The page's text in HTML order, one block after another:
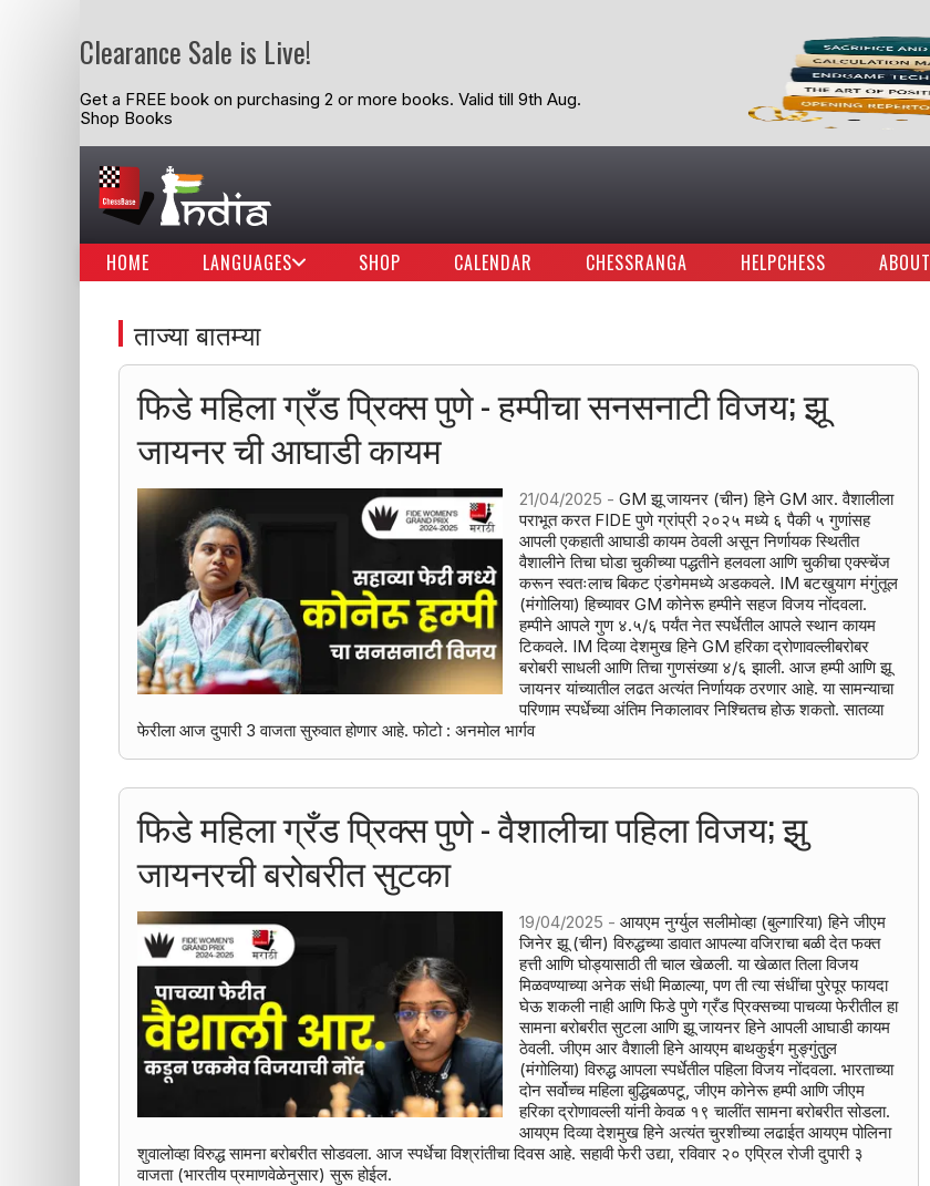
Clearance Sale is Live!
Get a FREE book on purchasing 2 or more books. Valid till 9th Aug.
Shop Books
HOME LANGUAGES SHOP CALENDAR CHESSRANGA HELPCHESS ABOUT
ताज्या बातम्या
फिडे महिला ग्रँड प्रिक्स पुणे - हम्पीचा सनसनाटी विजय; झू
जायनर ची आघाडी कायम
21/04/2025 - GM झू जायनर (चीन) हिने GM आर. वैशालीला
पराभूत करत FIDE पुणे ग्रांप्री २०२५ मध्ये ६ पैकी ५ गुणांसह
आपली एकहाती आघाडी कायम ठेवली असून निर्णायक स्थितीत
वैशालीने तिचा घोडा चुकीच्या पद्धतीने हलवला आणि चुकीचा एक्स्चेंज
करून स्वतःलाच बिकट एंडगेममध्ये अडकवले. IM बटखुयाग मंगुंतूल
(मंगोलिया) हिच्यावर GM कोनेरू हम्पीने सहज विजय नोंदवला.
हम्पीने आपले गुण ४.५/६ पर्यंत नेत स्पर्धेतील आपले स्थान कायम
टिकवले. IM दिव्या देशमुख हिने GM हरिका द्रोणावल्लीबरोबर
बरोबरी साधली आणि तिचा गुणसंख्या ४/६ झाली. आज हम्पी आणि झू
जायनर यांच्यातील लढत अत्यंत निर्णायक ठरणार आहे. या सामन्याचा
परिणाम स्पर्धेच्या अंतिम निकालावर निश्चितच होऊ शकतो. सातव्या
फेरीला आज दुपारी 3 वाजता सुरुवात होणार आहे. फोटो : अनमोल भार्गव
फिडे महिला ग्रँड प्रिक्स पुणे - वैशालीचा पहिला विजय; झु
जायनरची बरोबरीत सुटका
19/04/2025 - आयएम नुर्ग्युल सलीमोव्हा (बुल्गारिया) हिने जीएम
जिनेर झू (चीन) विरुद्धच्या डावात आपल्या वजिराचा बळी देत फक्त
हत्ती आणि घोड्यासाठी ती चाल खेळली. या खेळात तिला विजय
मिळवण्याच्या अनेक संधी मिळाल्या, पण ती त्या संधींचा पुरेपूर फायदा
घेऊ शकली नाही आणि फिडे पुणे ग्रँड प्रिक्सच्या पाचव्या फेरीतील हा
सामना बरोबरीत सुटला आणि झू जायनर हिने आपली आघाडी कायम
ठेवली. जीएम आर वैशाली हिने आयएम बाथकुईग मुङ्गुंतुुल
(मंगोलिया) विरुद्ध आपला स्पर्धेतील पहिला विजय नोंदवला. भारताच्या
दोन सर्वोच्च महिला बुद्धिबळपटू, जीएम कोनेरू हम्पी आणि जीएम
हरिका द्रोणावल्ली यांनी केवळ १९ चालींत सामना बरोबरीत सोडला.
आयएम दिव्या देशमुख हिने अत्यंत चुरशीच्या लढाईत आयएम पोलिना
शुवालोव्हा विरुद्ध सामना बरोबरीत सोडवला. आज स्पर्धेचा विश्रांतीचा दिवस आहे. सहावी फेरी उद्या, रविवार २० एप्रिल रोजी दुपारी ३
वाजता (भारतीय प्रमाणवेळेनुसार) सुरू होईल.